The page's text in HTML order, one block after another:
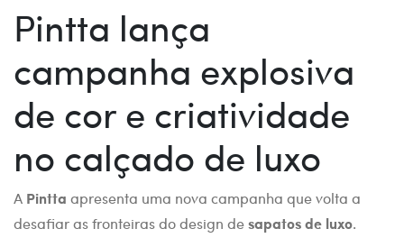
Pintta lança
campanha explosiva
de cor e criatividade
no calçado de luxo
A Pintta apresenta uma nova campanha que volta a
desafiar as fronteiras do design desapatos de luxo.